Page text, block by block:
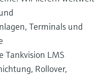
Terminals und
Tankvision LMS
Rollover,